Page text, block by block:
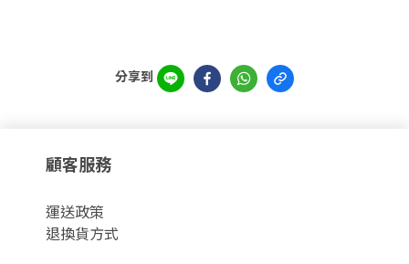
分享到
顧客服務
運送政策
退換貨方式